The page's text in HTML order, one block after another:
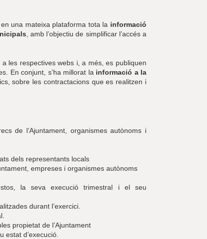
una mateixa plataforma tota la informació
, amb l’objectiu de simplificar l’accés a
les respectives webs i, a més, es publiquen
En conjunt, s’ha millorat la informació a la
sobre les contractacions que es realitzen i
de l’Ajuntament, organismes autònoms i
dels representants locals
empreses i organismes autònoms
la seva execució trimestral i el seu
durant l’exercici.
propietat de l’Ajuntament
estat d’execució.